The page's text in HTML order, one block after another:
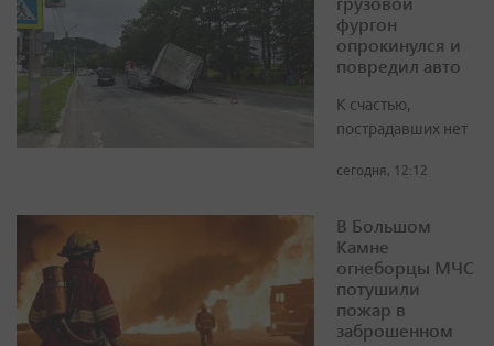
фургон
опрокинулся и
повредил авто
К счастью,
пострадавших нет
сегодня, 12:12
В Большом
Камне
огнеборцы МЧС
потушили
пожар в
заброшенном